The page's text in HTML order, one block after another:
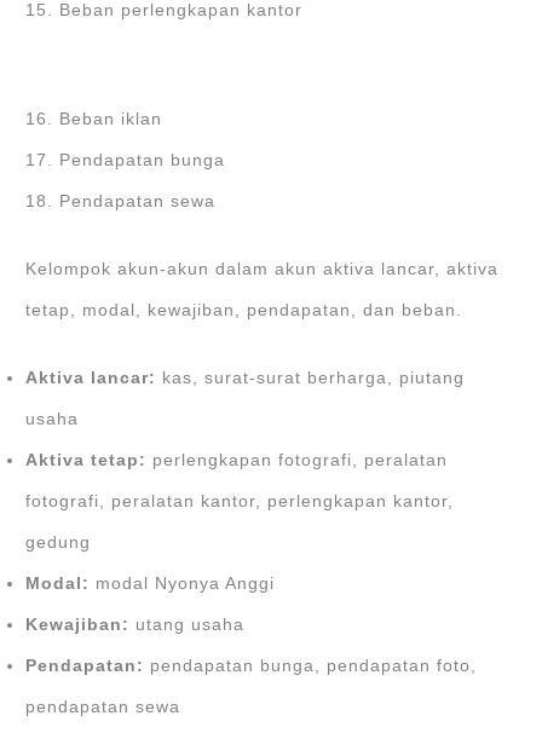
15. Beban perlengkapan kantor
16. Beban iklan
17. Pendapatan bunga
18. Pendapatan sewa
Kelompok akun-akun dalam akun aktiva lancar, aktiva
tetap, modal, kewajiban, pendapatan, dan beban.
Aktiva lancar: kas, surat-surat berharga, piutang
usaha
Aktiva tetap: perlengkapan fotografi, peralatan
fotografi, peralatan kantor, perlengkapan kantor,
gedung
Modal: modal Nyonya Anggi
Kewajiban: utang usaha
Pendapatan: pendapatan bunga, pendapatan foto,
pendapatan sewa